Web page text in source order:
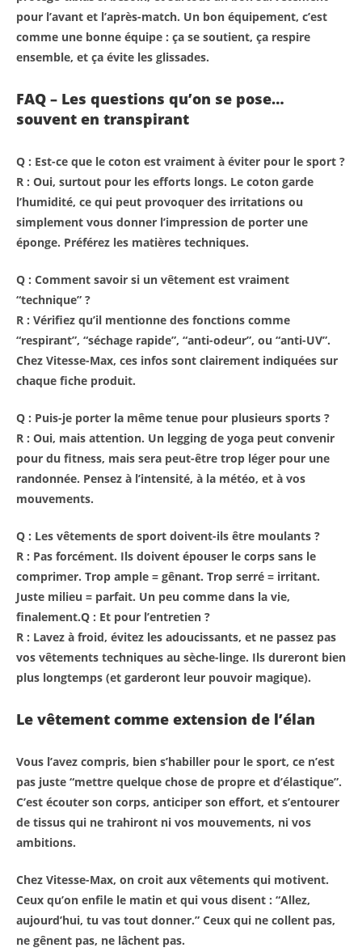
pour l’avant et l’après-match. Un bon équipement, c’est
comme une bonne équipe : ça se soutient, ça respire
ensemble, et ça évite les glissades.
FAQ – Les questions qu’on se pose…
souvent en transpirant
Q : Est-ce que le coton est vraiment à éviter pour le sport ?
R : Oui, surtout pour les efforts longs. Le coton garde
l’humidité, ce qui peut provoquer des irritations ou
simplement vous donner l’impression de porter une
éponge. Préférez les matières techniques.
Q : Comment savoir si un vêtement est vraiment
“technique” ?
R : Vérifiez qu’il mentionne des fonctions comme
“respirant”, “séchage rapide”, “anti-odeur”, ou “anti-UV”.
Chez Vitesse-Max, ces infos sont clairement indiquées sur
chaque fiche produit.
Q : Puis-je porter la même tenue pour plusieurs sports ?
R : Oui, mais attention. Un legging de yoga peut convenir
pour du fitness, mais sera peut-être trop léger pour une
randonnée. Pensez à l’intensité, à la météo, et à vos
mouvements.
Q : Les vêtements de sport doivent-ils être moulants ?
R : Pas forcément. Ils doivent épouser le corps sans le
comprimer. Trop ample = gênant. Trop serré = irritant.
Juste milieu = parfait. Un peu comme dans la vie,
finalement.Q : Et pour l’entretien ?
R : Lavez à froid, évitez les adoucissants, et ne passez pas
vos vêtements techniques au sèche-linge. Ils dureront bien
plus longtemps (et garderont leur pouvoir magique).
Le vêtement comme extension de l’élan
Vous l’avez compris, bien s’habiller pour le sport, ce n’est
pas juste “mettre quelque chose de propre et d’élastique”.
C’est écouter son corps, anticiper son effort, et s’entourer
de tissus qui ne trahiront ni vos mouvements, ni vos
ambitions.
Chez Vitesse-Max, on croit aux vêtements qui motivent.
Ceux qu’on enfile le matin et qui vous disent : “Allez,
aujourd’hui, tu vas tout donner.” Ceux qui ne collent pas,
ne gênent pas, ne lâchent pas.